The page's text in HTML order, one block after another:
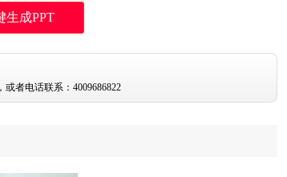
生成PPT
，或者电话联系：4009686822